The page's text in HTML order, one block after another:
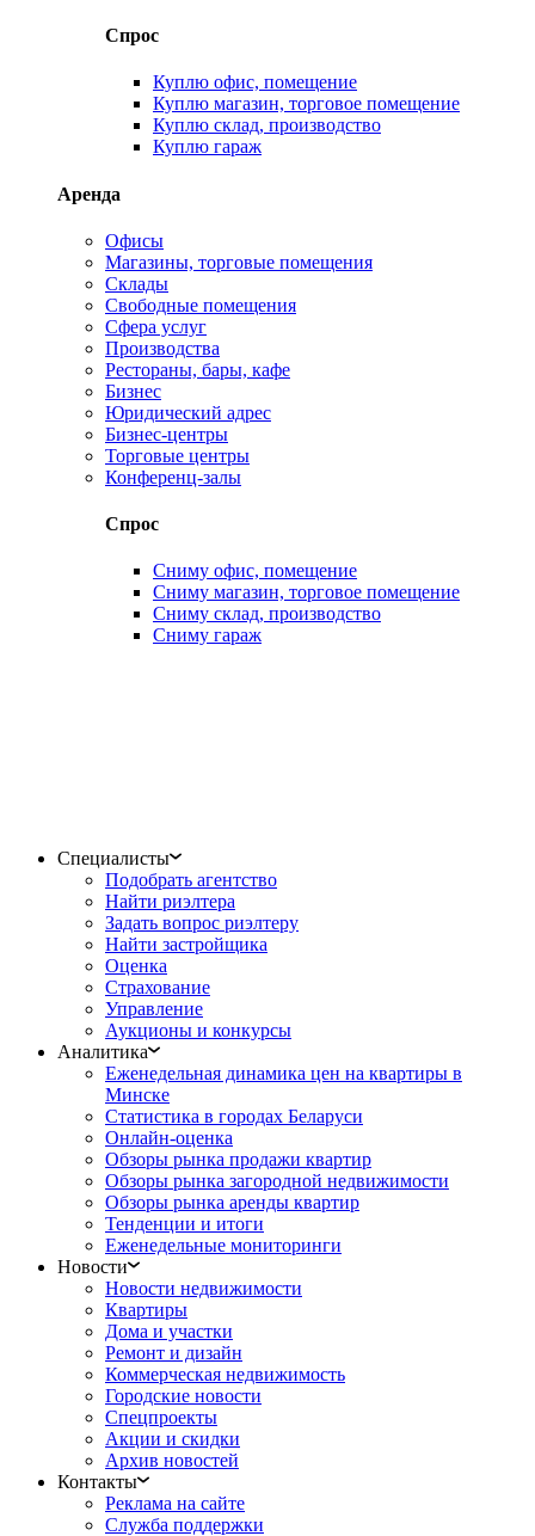
Спрос
Куплю офис, помещение
Куплю магазин, торговое помещение
Куплю склад, производство
Куплю гараж
Аренда
Офисы
Магазины, торговые помещения
Склады
Свободные помещения
Сфера услуг
Производства
Рестораны, бары, кафе
Бизнес
Юридический адрес
Бизнес-центры
Торговые центры
Конференц-залы
Спрос
Сниму офис, помещение
Сниму магазин, торговое помещение
Сниму склад, производство
Сниму гараж
Специалисты
Подобрать агентство
Найти риэлтера
Задать вопрос риэлтеру
Найти застройщика
Оценка
Страхование
Управление
Аукционы и конкурсы
Аналитика
Еженедельная динамика цен на квартиры в
Минске
Статистика в городах Беларуси
Онлайн-оценка
Обзоры рынка продажи квартир
Обзоры рынка загородной недвижимости
Обзоры рынка аренды квартир
Тенденции и итоги
Еженедельные мониторинги
Новости
Новости недвижимости
Квартиры
Дома и участки
Ремонт и дизайн
Коммерческая недвижимость
Городские новости
Спецпроекты
Акции и скидки
Архив новостей
Контакты
Реклама на сайте
Служба поддержки